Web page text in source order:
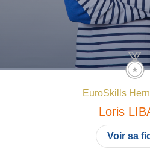
EuroSkills
Loris
Voir sa